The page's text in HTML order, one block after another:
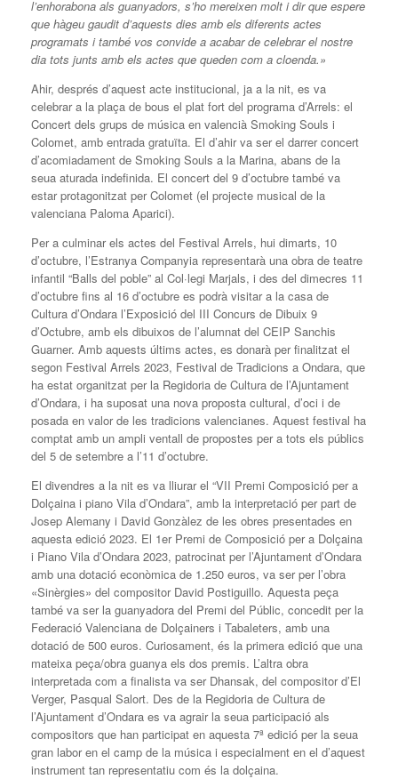
l’enhorabona als guanyadors, s’ho mereixen molt i dir que espere
que hàgeu gaudit d’aquests dies amb els diferents actes
programats i també vos convide a acabar de celebrar el nostre
dia tots junts amb els actes que queden com a cloenda.»
Ahir, després d’aquest acte institucional, ja a la nit, es va
celebrar a la plaça de bous el plat fort del programa d’Arrels: el
Concert dels grups de música en valencià Smoking Souls i
Colomet, amb entrada gratuïta. El d’ahir va ser el darrer concert
d’acomiadament de Smoking Souls a la Marina, abans de la
seua aturada indefinida. El concert del 9 d’octubre també va
estar protagonitzat per Colomet (el projecte musical de la
valenciana Paloma Aparici).
Per a culminar els actes del Festival Arrels, hui dimarts, 10
d’octubre, l’Estranya Companyia representarà una obra de teatre
infantil “Balls del poble” al Col·legi Marjals, i des del dimecres 11
d’octubre fins al 16 d’octubre es podrà visitar a la casa de
Cultura d’Ondara l’Exposició del III Concurs de Dibuix 9
d’Octubre, amb els dibuixos de l’alumnat del CEIP Sanchis
Guarner. Amb aquests últims actes, es donarà per finalitzat el
segon Festival Arrels 2023, Festival de Tradicions a Ondara, que
ha estat organitzat per la Regidoria de Cultura de l’Ajuntament
d’Ondara, i ha suposat una nova proposta cultural, d’oci i de
posada en valor de les tradicions valencianes. Aquest festival ha
comptat amb un ampli ventall de propostes per a tots els públics
del 5 de setembre a l’11 d’octubre.
El divendres a la nit es va lliurar el “VII Premi Composició per a
Dolçaina i piano Vila d’Ondara”, amb la interpretació per part de
Josep Alemany i David Gonzàlez de les obres presentades en
aquesta edició 2023. El 1er Premi de Composició per a Dolçaina
i Piano Vila d’Ondara 2023, patrocinat per l’Ajuntament d’Ondara
amb una dotació econòmica de 1.250 euros, va ser per l’obra
«Sinèrgies» del compositor David Postiguillo. Aquesta peça
també va ser la guanyadora del Premi del Públic, concedit per la
Federació Valenciana de Dolçainers i Tabaleters, amb una
dotació de 500 euros. Curiosament, és la primera edició que una
mateixa peça/obra guanya els dos premis. L’altra obra
interpretada com a finalista va ser Dhansak, del compositor d’El
Verger, Pasqual Salort. Des de la Regidoria de Cultura de
l’Ajuntament d’Ondara es va agrair la seua participació als
compositors que han participat en aquesta 7ª edició per la seua
gran labor en el camp de la música i especialment en el d’aquest
instrument tan representatiu com és la dolçaina.